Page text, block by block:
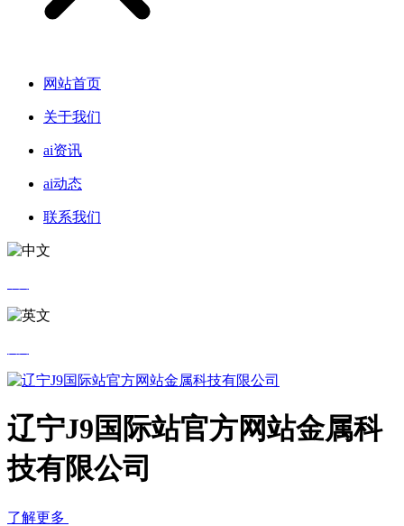
网站首页
关于我们
ai资讯
ai动态
联系我们
辽宁J9国际站官方网站金属科
技有限公司
了解更多